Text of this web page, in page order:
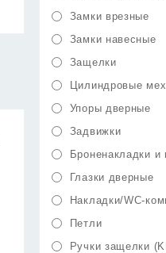
Замки врезные
Замки навесные
Защелки
Цилиндровые
Упоры дверные
Задвижки
Броненакладки и
Глазки дверные
Накладки/WC-
Петли
Ручки защелки